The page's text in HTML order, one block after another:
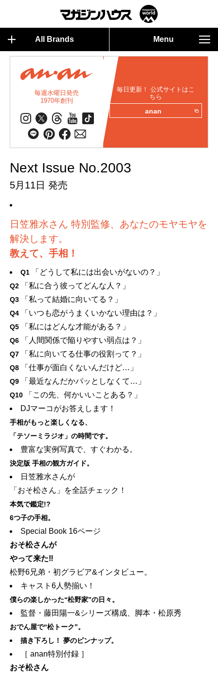
All Brands Menu
毎週水曜日発売
1970年創刊
毎日更新！ 公式サイトはこ
ちら
anan
Next Issue No.2003
5月11日 発売
日笠雅水さん 特別監修、あなたのモヤモヤを
解決します。
教えて、手相！
Q1 「どうして私には出会いがないの？」
Q2 「私に合う彼ってどんな人？」
Q3 「私って結婚に向いてる？」
Q4 「いつも恋がうまくいかない理由は？」
Q5 「私にはどんな才能がある？」
Q6 「人間関係で陥りやすい弱点は？」
Q7 「私に向いてる仕事の役割って？」
Q8 「仕事が面白くないんだけど…」
Q9 「最近なんだかパッとしなくて…」
Q10 「この先、何かいいことある？」
DJマーコがお答えします！
手相がもっと楽しくなる、
「テソーミラジオ」の時間です。
豊富な実例写真で、すぐわかる。
決定版 手相の観方ガイド。
日笠雅水さんが
「おそ松さん」を全話チェック！
本気で鑑定!?
6つ子の手相。
Special Book 16ページ
おそ松さんが
やって来た‼
松野6兄弟・初グラビア&インタビュー。
キャスト6人勢揃い！
僕らの楽しかった“松野家”の日々。
監督・藤田陽一&シリーズ構成、脚本・松原秀
おでん屋で“松トーク”。
描き下ろし！ 夢のピンナップ。
［ anan特別付録 ］
おそ松さん